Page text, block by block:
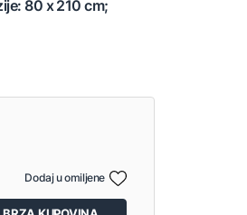
80 x 210 cm;
Dodaj u omiljene